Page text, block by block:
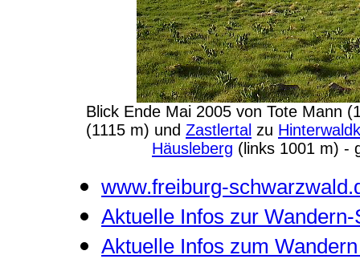
Blick Ende Mai 2005 von Tote Mann
(1115 m) und Zastlertal zu
Häusleberg (links 1001 m) -
www.freiburg-
Aktuelle Infos zur
Aktuelle Infos zum